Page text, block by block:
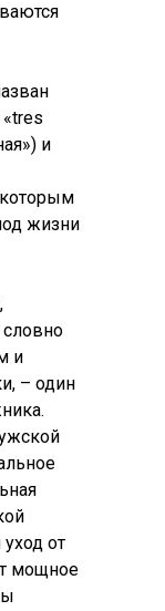
и
жизни
и
– один
от
мощное